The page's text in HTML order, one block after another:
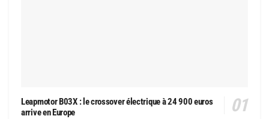
Leapmotor B03X : le crossover électrique à 24 900 euros
arrive en Europe